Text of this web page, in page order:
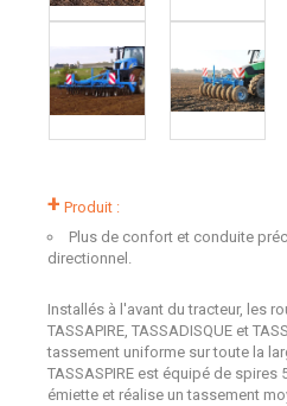
+ Produit :
Plus de confort et conduite
directionnel.
Installés à l'avant du tracteur, les
TASSAPIRE, TASSADISQUE et
tassement uniforme sur toute la
TASSASPIRE est équipé de spires
émiette et réalise un tassement